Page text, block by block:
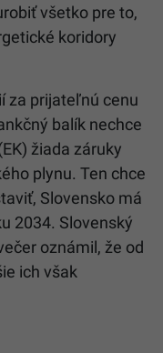
všetko pre to,
koridory
za prijateľnú cenu
balík nechce
žiada záruky
plynu. Ten chce
Slovensko má
2034. Slovenský
oznámil, že od
ich však